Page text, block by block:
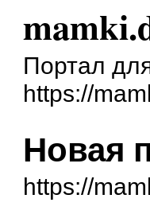
Портал
https://
Новая
https://